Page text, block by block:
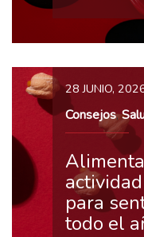
28 JUNIO,
Consejos,
para
todo el